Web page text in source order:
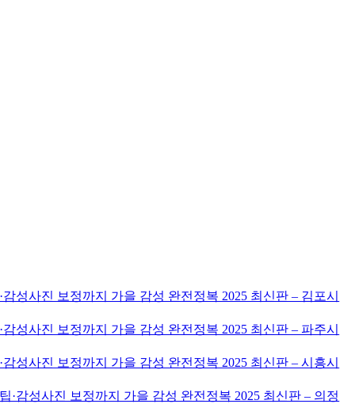
성사진 보정까지 가을 감성 완전정복 2025 최신판 – 김포시
성사진 보정까지 가을 감성 완전정복 2025 최신판 – 파주시
성사진 보정까지 가을 감성 완전정복 2025 최신판 – 시흥시
감성사진 보정까지 가을 감성 완전정복 2025 최신판 – 의정